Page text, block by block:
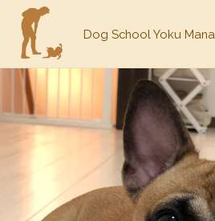
Dog School Yoku Mana